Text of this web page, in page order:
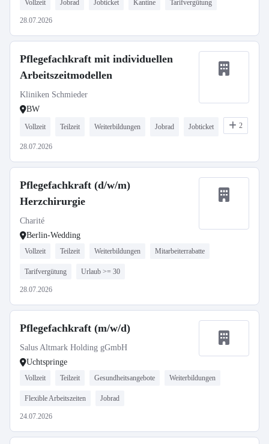
Vollzeit Jobrad Jobticket Kantine Tarifvergütung
28.07.2026
Pflegefachkraft mit individuellen
Arbeitszeitmodellen
Kliniken Schmieder
BW
Vollzeit Teilzeit Weiterbildungen Jobrad Jobticket 2
28.07.2026
Pflegefachkraft (d/w/m)
Herzchirurgie
Charité
Berlin-Wedding
Vollzeit Teilzeit Weiterbildungen Mitarbeiterrabatte
Tarifvergütung Urlaub >= 30
28.07.2026
Pflegefachkraft (m/w/d)
Salus Altmark Holding gGmbH
Uchtspringe
Vollzeit Teilzeit Gesundheitsangebote Weiterbildungen
Flexible Arbeitszeiten Jobrad
24.07.2026